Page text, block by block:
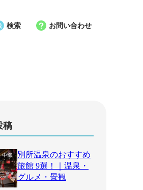
検索 お問い合わせ
稿
中部
別所温泉のおすすめ
旅館 9選！｜温泉・
グルメ・景観